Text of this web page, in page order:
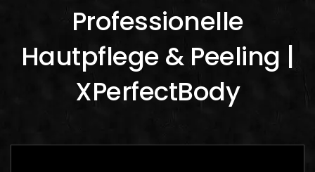
Professionelle
Hautpflege & Peeling |
XPerfectBody